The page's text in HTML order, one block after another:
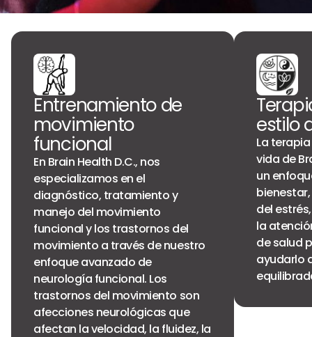
Entrenamiento de
movimiento
funcional
En Brain Health D.C., nos
especializamos en el
diagnóstico, tratamiento y
manejo del movimiento
funcional y los trastornos del
movimiento a través de nuestro
enfoque avanzado de
neurología funcional. Los
trastornos del movimiento son
afecciones neurológicas que
afectan la velocidad, la fluidez, la
estilo
La
vida de
un
del
la
de salud
ayudarlo